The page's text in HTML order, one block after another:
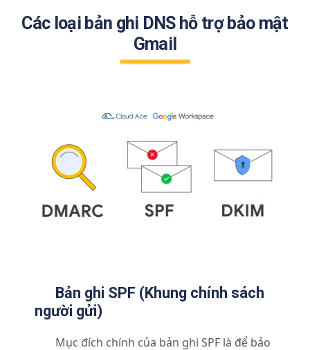
Các loại bản ghi DNS hỗ trợ bảo mật
Gmail
Bản ghi SPF (Khung chính sách
người gửi)
Mục đích chính của bản ghi SPF là để bảo